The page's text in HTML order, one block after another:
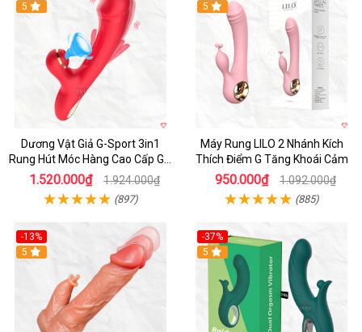
Hot
5
Dương Vật Giả G-Sport 3in1
Rung Hút Móc Hàng Cao Cấp Giá
Tốt
1.520.000₫ 1.924.000₫
(897)
Hot
5
Máy Rung LILO 2 Nhánh Kích
Thích Điểm G Tăng Khoái Cảm
950.000₫ 1.092.000₫
(885)
-13%
Hot
5
-37%
Hot
5